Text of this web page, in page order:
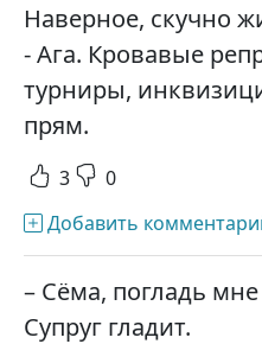
Наверное, скучно
- Ага. Кровавые
турниры,
прям.
3 0
Добавить
– Сёма, погладь
Супруг гладит.